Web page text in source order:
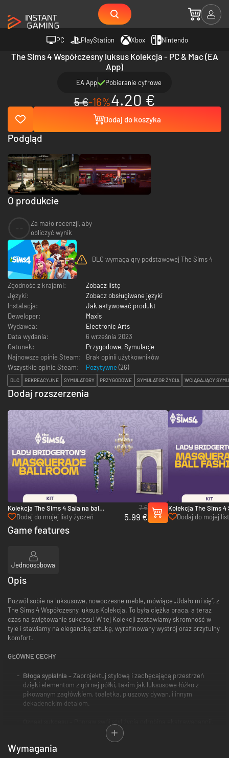
PC PlayStation Xbox Nintendo
The Sims 4 Współczesny luksus Kolekcja - PC & Mac (EA
App)
EA App Pobieranie cyfrowe
5 €-16%4.20 €
Dodaj do koszyka
O produkcie
Za mało recenzji, aby
obliczyć wynik
DLC wymaga gry podstawowej The Sims 4
Zgodność z krajami:
Zobacz listę
Języki:
Zobacz obsługiwane języki
Instalacja:
Jak aktywować produkt
Deweloper:
Maxis
Wydawca:
Electronic Arts
Data wydania:
6 września 2023
Gatunek:
Przygodowe, Symulacje
Najnowsze opinie Steam:
Brak opinii użytkowników
Wszystkie opinie Steam:
Pozytywne (26)
DLC REKREACYJNE SYMULATORY PRZYGODOWE SYMULATOR ŻYCIA WCIĄGAJĄCY
Dodaj rozszerzenia
Kolekcja The Sims 4 Sala na bal
maskowy lady Bridgerton - PC (EA App)
Dodaj do mojej listy życzeń
7 €
5.99 €
Kolekcja The Sims 4
maskowy lady
(EA App)
Dodaj do mojej
Podgląd
Game features
Jednoosobowa
Opis
Pozwól sobie na luksusowe, nowoczesne meble, mówiące „Udało mi się”, z
The Sims 4 Współczesny luksus Kolekcja. To była ciężka praca, a teraz
czas na świętowanie sukcesu! W tej Kolekcji zostawiamy skromność w
tyle i stawiamy na elegancką sztukę, wyrafinowany wystrój oraz przytulny
komfort.
GŁÓWNE CECHY
Błoga sypialnia – Zaprojektuj stylową i zachęcającą przestrzeń
dzięki elementom z górnej półki, takim jak luksusowe łóżko z
pikowanym zagłówkiem, toaletka, pluszowy dywan, i innym
dekadenckim detalom.
Zrób wrażenie dzięki luksusowym obiektom, takim jak telewizor
udający ozdobę ściany, markowe torebki, rzeźby czy funkcjonalny
odtwarzacz płyt.
Wymagania